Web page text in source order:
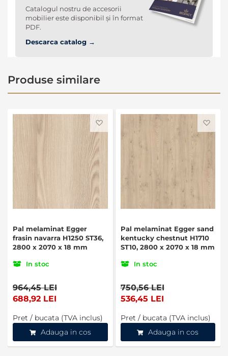
Catalogul nostru de accesorii
mobilier este disponibil și în format
PDF.
Descarca catalog →
Produse similare
Pal melaminat Egger
frasin navarra H1250 ST36,
2800 x 2070 x 18 mm
In stoc
964,45 LEI
688,92 LEI
Pret / bucata (TVA inclus)
Adauga in cos
Pal melaminat Egger sand
kentucky chestnut H1710
ST10, 2800 x 2070 x 18 mm
In stoc
750,56 LEI
536,45 LEI
Pret / bucata (TVA inclus)
Adauga in cos